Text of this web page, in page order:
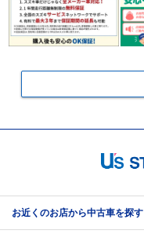
お近くのお店から中古車を探す